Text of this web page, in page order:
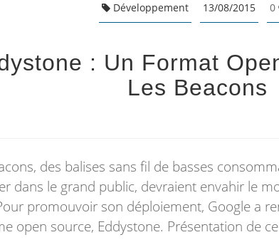
Développement 13/08/2015 0
: Un Format
Les Beacons
des balises sans fil de basses
dans le grand public, devraient envahir le
promouvoir son déploiement, Google a
open source, Eddystone. Présentation de